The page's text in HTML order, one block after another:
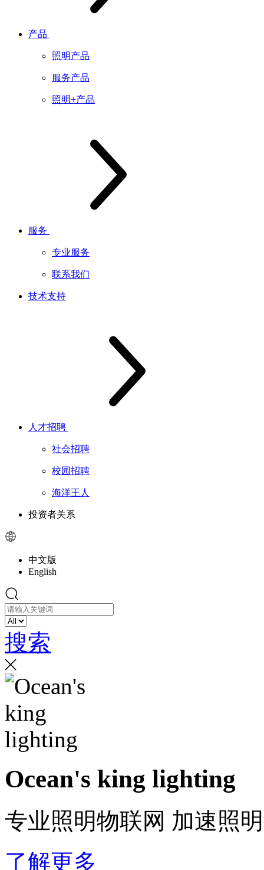
产品
照明产品
服务产品
照明+产品
服务
专业服务
联系我们
技术支持
人才招聘
社会招聘
校园招聘
海洋王人
投资者关系
中文版
English
搜索
Ocean's king lighting
专业照明物联网 加速照
了解更多